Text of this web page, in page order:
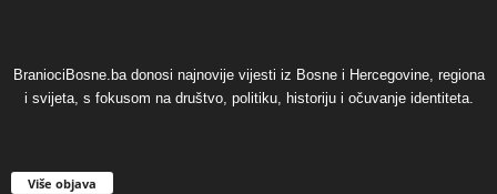
BraniociBosne.ba donosi najnovije vijesti iz Bosne i Hercegovine, regiona
i svijeta, s fokusom na društvo, politiku, historiju i očuvanje identiteta.
Više objava